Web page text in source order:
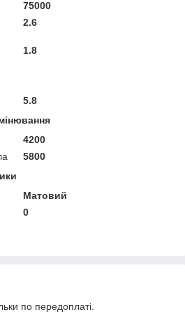
75000
2.6
1.8
5.8
4200
5800
Матовий
0
по передоплаті.